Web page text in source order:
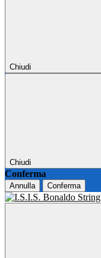
Chiudi
Chiudi
Conferma
Annulla Conferma